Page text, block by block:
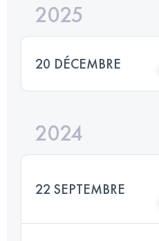
2025
20 DÉCEMBRE
2024
22 SEPTEMBRE